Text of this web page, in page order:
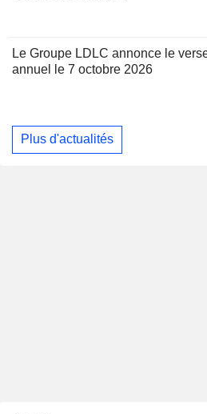
Le Groupe LDLC annonce le
annuel le 7 octobre 2026
Plus d'actualités